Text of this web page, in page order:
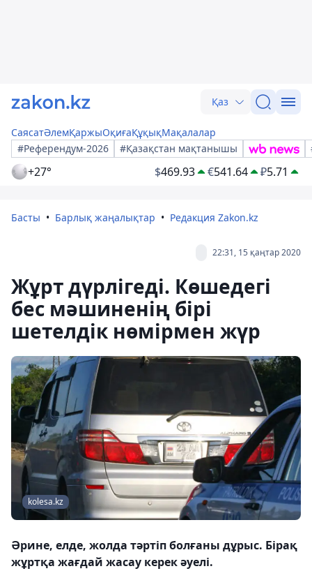
Қаз
СаясатӘлемҚаржыОқиғаҚұқықМақалалар
#Референдум-2026
#Қазақстан мақтанышы
+27° $469.93 €541.64 ₽5.71
Басты Барлық жаңалықтар Редакция Zakon.kz
22:31, 15 қаңтар 2020
Жұрт дүрлігеді. Көшедегі
бес мәшиненің бірі
шетелдік нөмірмен жүр
kolesa.kz
Әрине, елде, жолда тәртіп болғаны дұрыс. Бірақ
жұртқа жағдай жасау керек әуелі.